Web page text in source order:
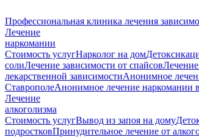
Профессиональная клиника лечения
Лечение
наркомании
Стоимость услугНарколог на дом
солиЛечение зависимости от спайсов
лекарственной зависимостиАнонимное
СтаврополеАнонимное лечение наркомании
Лечение
алкоголизма
Стоимость услугВывод из запоя на дому
подростковПринудительное лечение от